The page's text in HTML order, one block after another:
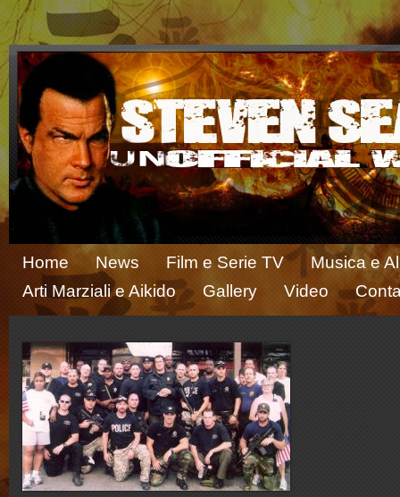
Home News Film e Serie TV
Musica e
Arti Marziali e Aikido
Gallery Video